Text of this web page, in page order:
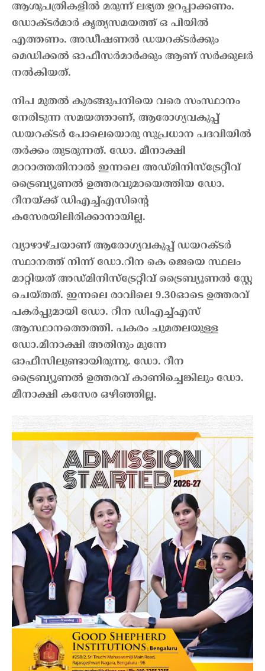
ആശുപത്രികളിൽ മരുന്ന് ലഭ്യത ഉറപ്പാക്കണം.
ഡോക്ടർമാർ കൃത്യസമയത്ത് ഒ പിയിൽ
എത്തണം. അഡീഷണൽ ഡയറക്ടർക്കും
മെഡിക്കൽ ഓഫീസർമാർക്കും ആണ് സർക്കുലർ
നൽകിയത്.
നിപ മുതൽ കുരങ്ങുപനിയെ വരെ സംസ്ഥാനം
നേരിടുന്ന സമയത്താണ്, ആരോഗ്യവകുപ്പ്
ഡയറക്ടർ പോലെയൊരു സുപ്രധാന പദവിയിൽ
തർക്കം തുടരുന്നത്. ഡോ. മീനാക്ഷി
മാറാത്തതിനാൽ ഇന്നലെ അഡ്മിനിസ്ട്രേറ്റീവ്
ട്രൈബ്യൂണൽ ഉത്തരവുമായെത്തിയ ഡോ.
റീനയ്ക്ക് ഡിഎച്ച്എസിന്റെ
കസേരയിലിരിക്കാനായില്ല.
വ്യാഴാഴ്ചയാണ് ആരോഗ്യവകുപ്പ് ഡയറക്ടർ
സ്ഥാനത്ത് നിന്ന് ഡോ.റീന കെ ജെയെ സ്ഥലം
മാറ്റിയത് അഡ്മിനിസ്ട്രേറ്റീവ് ട്രൈബ്യൂണൽ സ്റ്റേ
ചെയ്തത്. ഇന്നലെ രാവിലെ 9.30ഓടെ ഉത്തരവ്
പകർപ്പുമായി ഡോ. റീന ഡിഎച്ച്എസ്
ആസ്ഥാനത്തെത്തി. പകരം ചുമതലയുള്ള
ഡോ.മീനാക്ഷി അതിനും മുന്നേ
ഓഫീസിലുണ്ടായിരുന്നു. ഡോ. റീന
‍ട്രൈബ്യൂണൽ ഉത്തരവ് കാണിച്ചെങ്കിലും ഡോ.
മീനാക്ഷി കസേര ഒഴിഞ്ഞില്ല.